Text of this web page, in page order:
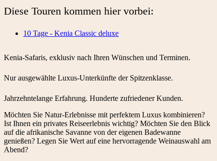
Diese Touren kommen hier vorbei:
10 Tage - Kenia Classic deluxe
Kenia-Safaris, exklusiv nach Ihren Wünschen und Terminen.
Nur ausgewählte Luxus-Unterkünfte der Spitzenklasse.
Jahrzehntelange Erfahrung. Hunderte zufriedener Kunden.
Möchten Sie Natur-Erlebnisse mit perfektem Luxus kombinieren?
Ist Ihnen ein privates Reiseerlebnis wichtig? Möchten Sie den Blick
auf die afrikanische Savanne von der eigenen Badewanne
genießen? Legen Sie Wert auf eine hervorragende Weinauswahl am
Abend?